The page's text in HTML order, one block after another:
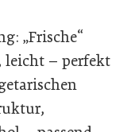
„Frische“
leicht – perfekt